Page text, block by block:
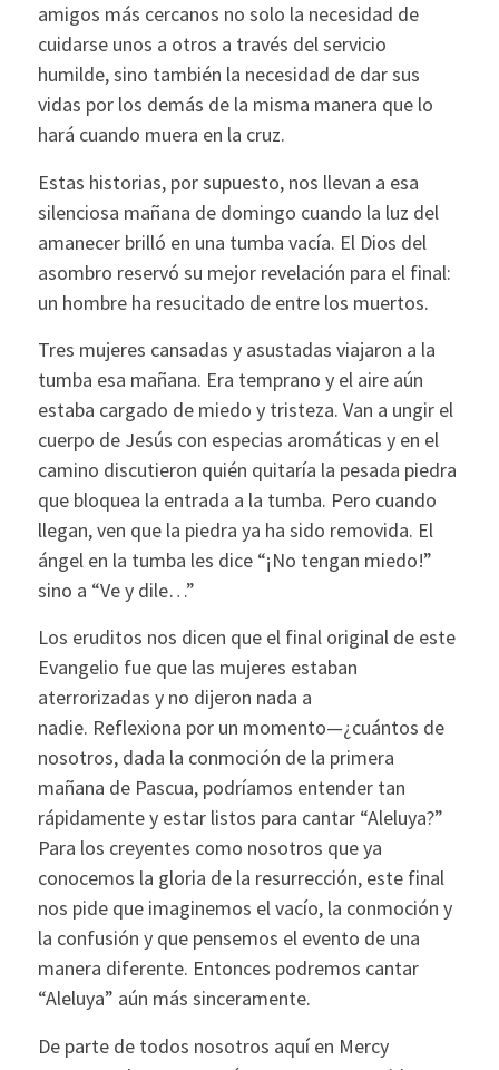
amigos más cercanos no solo la necesidad de
cuidarse unos a otros a través del servicio
humilde, sino también la necesidad de dar sus
vidas por los demás de la misma manera que lo
hará cuando muera en la cruz.
Estas historias, por supuesto, nos llevan a esa
silenciosa mañana de domingo cuando la luz del
amanecer brilló en una tumba vacía. El Dios del
asombro reservó su mejor revelación para el final:
un hombre ha resucitado de entre los muertos.
Tres mujeres cansadas y asustadas viajaron a la
tumba esa mañana. Era temprano y el aire aún
estaba cargado de miedo y tristeza. Van a ungir el
cuerpo de Jesús con especias aromáticas y en el
camino discutieron quién quitaría la pesada piedra
que bloquea la entrada a la tumba. Pero cuando
llegan, ven que la piedra ya ha sido removida. El
ángel en la tumba les dice “¡No tengan miedo!”
sino a “Ve y dile…”
Los eruditos nos dicen que el final original de este
Evangelio fue que las mujeres estaban
aterrorizadas y no dijeron nada a
nadie. Reflexiona por un momento—¿cuántos de
nosotros, dada la conmoción de la primera
mañana de Pascua, podríamos entender tan
rápidamente y estar listos para cantar “Aleluya?”
Para los creyentes como nosotros que ya
conocemos la gloria de la resurrección, este final
nos pide que imaginemos el vacío, la conmoción y
la confusión y que pensemos el evento de una
manera diferente. Entonces podremos cantar
“Aleluya” aún más sinceramente.
De parte de todos nosotros aquí en Mercy